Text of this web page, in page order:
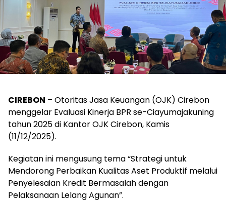
CIREBON – Otoritas Jasa Keuangan (OJK) Cirebon
menggelar Evaluasi Kinerja BPR se-Ciayumajakuning
tahun 2025 di Kantor OJK Cirebon, Kamis
(11/12/2025).
Kegiatan ini mengusung tema “Strategi untuk
Mendorong Perbaikan Kualitas Aset Produktif melalui
Penyelesaian Kredit Bermasalah dengan
Pelaksanaan Lelang Agunan”.